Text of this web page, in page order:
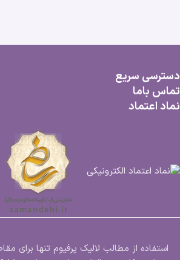
دسترسی سریع
تماس باما
نماد اعتماد
استفاده از مطالب لالیک پرفیوم تنها برای